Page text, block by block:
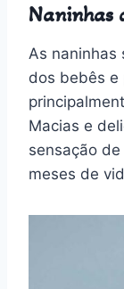
Naninhas
As naninhas
dos bebês e
Macias e
sensação
meses de